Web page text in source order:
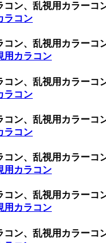
ン、乱視用カラーコ
ラコン
ン、乱視用カラーコ
用カラコン
ン、乱視用カラーコ
ラコン
ン、乱視用カラーコ
ラコン
ン、乱視用カラーコ
用カラコン
ン、乱視用カラーコ
用カラコン
ン、乱視用カラーコ